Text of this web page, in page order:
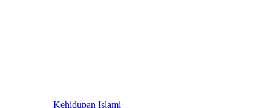
Kehidupan Islami